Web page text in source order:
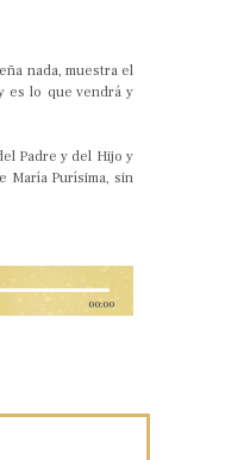
nada, muestra el
es lo que vendrá y
Padre y del Hijo y
María Purísima, sin
00:00